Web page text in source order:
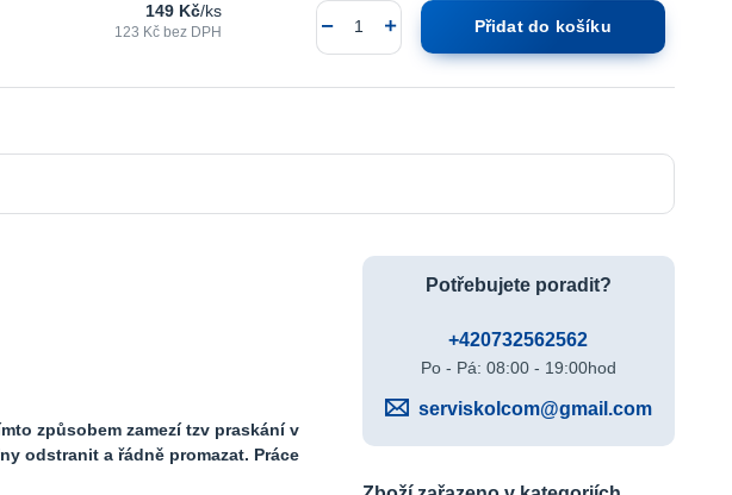
149 Kč/ks
123 Kč bez DPH Přidat do košíku
způsobem zamezí tzv praskání v
odstranit a řádně promazat. Práce
Potřebujete poradit?
+420732562562
Po - Pá: 08:00 - 19:00hod
serviskolcom@gmail.com